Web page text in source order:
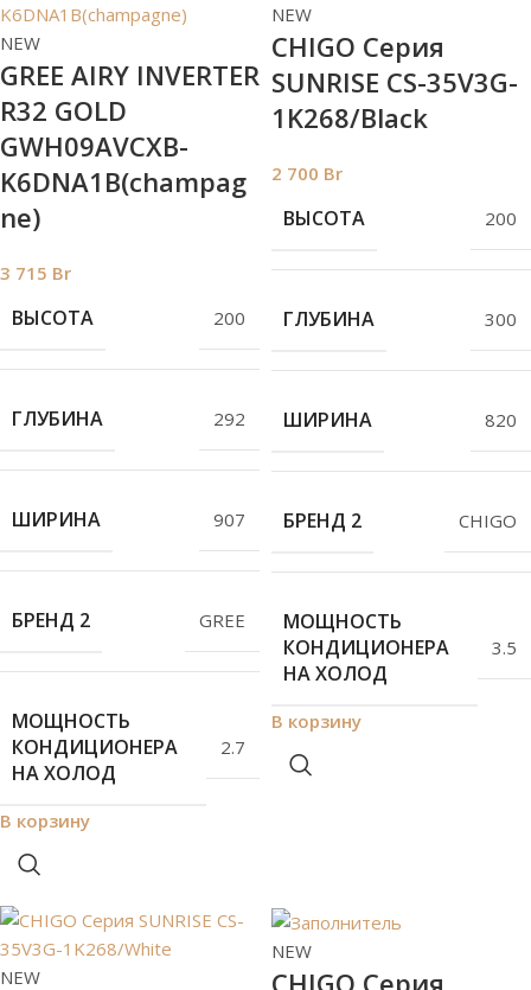
NEW
GREE AIRY INVERTER
R32 GOLD
GWH09AVCXB-
K6DNA1B(champag
ne)
3 715 Br
ВЫСОТА 200
ГЛУБИНА 292
ШИРИНА 907
БРЕНД 2 GREE
МОЩНОСТЬ
КОНДИЦИОНЕРА
НА ХОЛОД
2.7
В корзину
NEW
СHIGO Серия
SUNRISE CS-35V3G-
1K268/Black
2 700 Br
ВЫСОТА 200
ГЛУБИНА 300
ШИРИНА 820
БРЕНД 2 СHIGO
МОЩНОСТЬ
КОНДИЦИОНЕРА
НА ХОЛОД
3.5
В корзину
NEW
NEW
СHIGO Серия